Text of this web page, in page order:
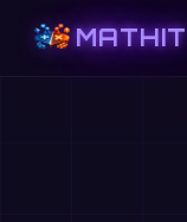
MATHIT